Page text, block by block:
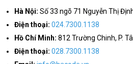
Hà Nội: Số 33 ngõ 71 Nguyễn Thị
Điện thoại: 024.7300.1138
Hồ Chí Minh: 812 Trường Chinh, P.
Điện thoại: 028.7300.1138